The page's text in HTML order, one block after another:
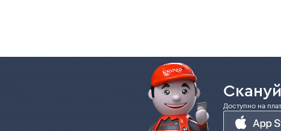
Доступно на